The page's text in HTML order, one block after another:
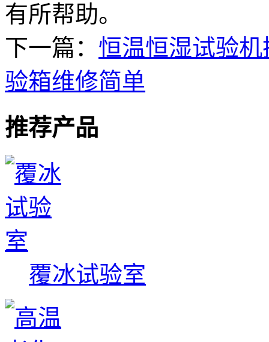
有所帮助。
下一篇： 恒温恒湿试验
验箱维修简单
推荐产品
覆冰试验室